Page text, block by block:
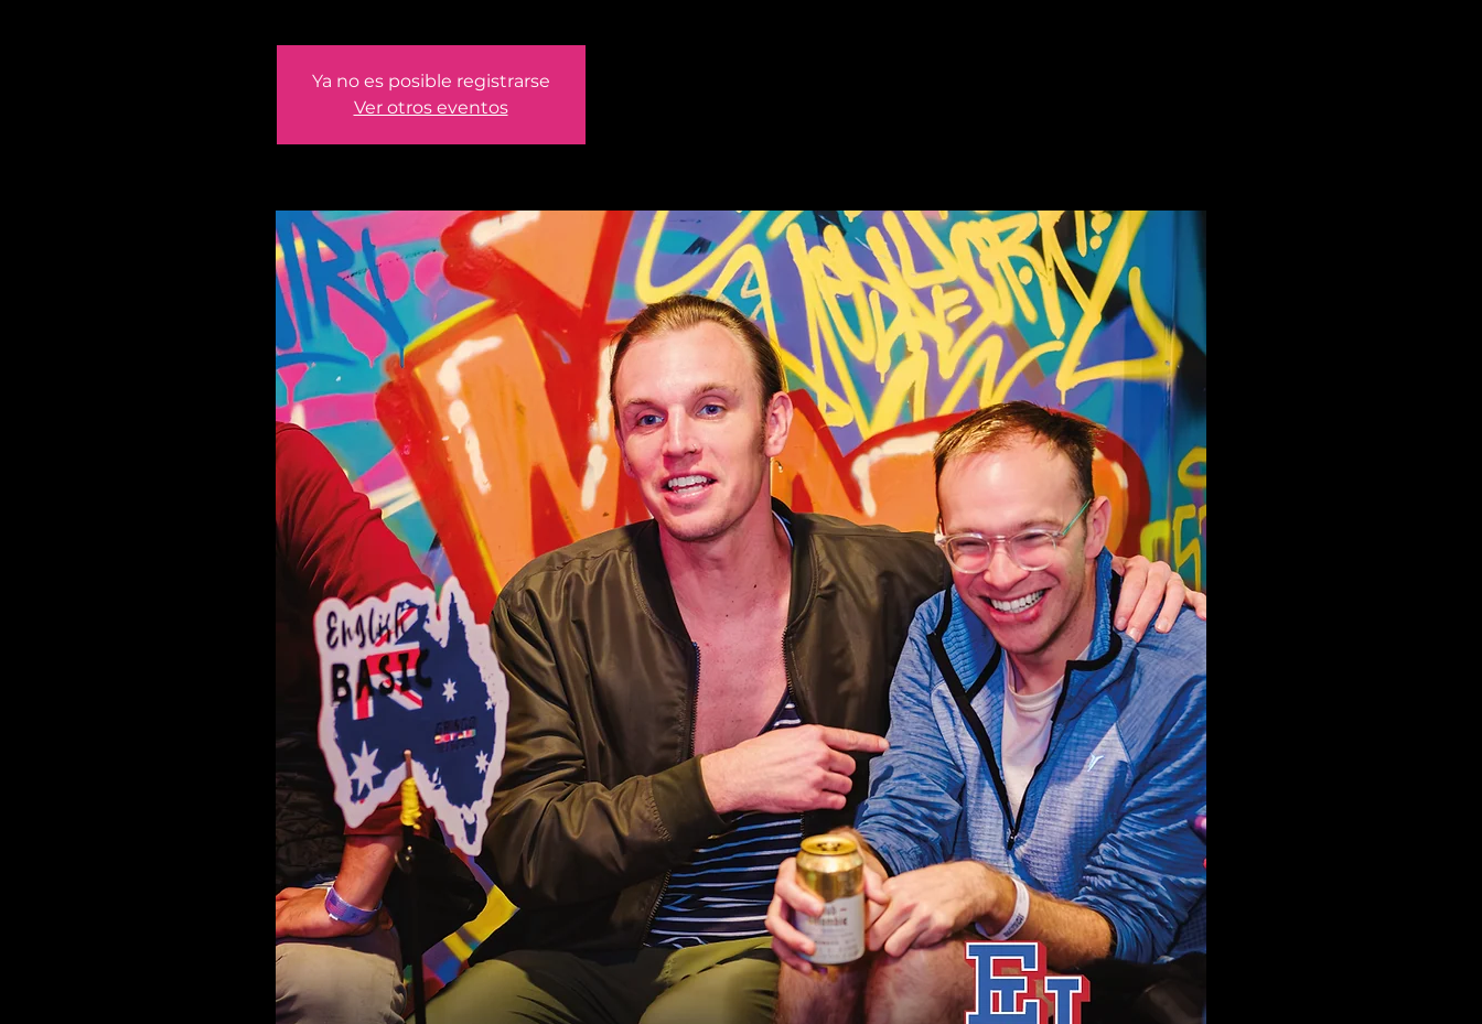
Ya no es posible registrarse
Ver otros eventos